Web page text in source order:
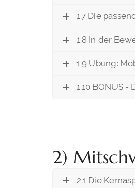
1.7 Die
1.8 In der
1.9 Übung:
1.10 BONUS
2)
2.1 Die